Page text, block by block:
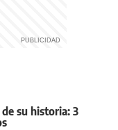
su historia: 3